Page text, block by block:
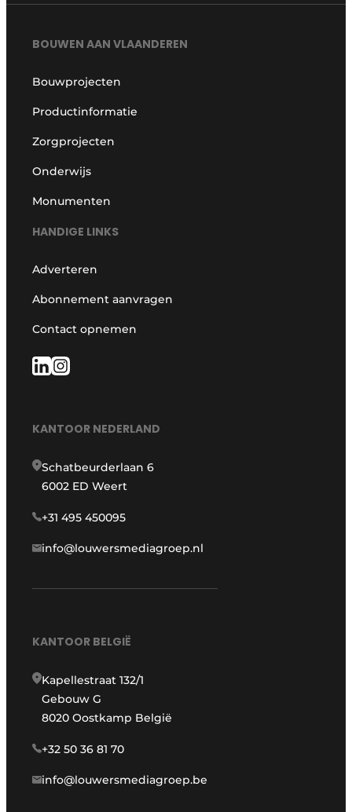
BOUWEN AAN VLAANDEREN
Bouwprojecten
Productinformatie
Zorgprojecten
Onderwijs
Monumenten
HANDIGE LINKS
Adverteren
Abonnement aanvragen
Contact opnemen
KANTOOR NEDERLAND
Schatbeurderlaan 6
6002 ED Weert
+31 495 450095
info@louwersmediagroep.nl
KANTOOR BELGIË
Kapellestraat 132/1
Gebouw G
8020 Oostkamp België
+32 50 36 81 70
info@louwersmediagroep.be